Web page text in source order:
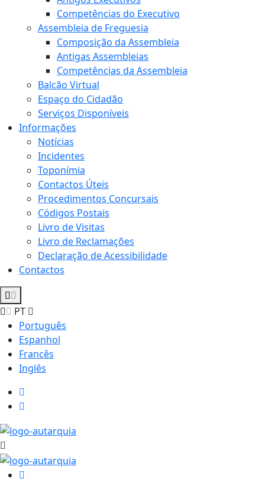
Competências do Executivo
Assembleia de Freguesia
Composição da Assembleia
Antigas Assembleias
Competências da Assembleia
Balcão Virtual
Espaço do Cidadão
Serviços Disponíveis
Informações
Notícias
Incidentes
Toponímia
Contactos Úteis
Procedimentos Concursais
Códigos Postais
Livro de Visitas
Livro de Reclamações
Declaração de Acessibilidade
Contactos
PT
Português
Espanhol
Francês
Inglês